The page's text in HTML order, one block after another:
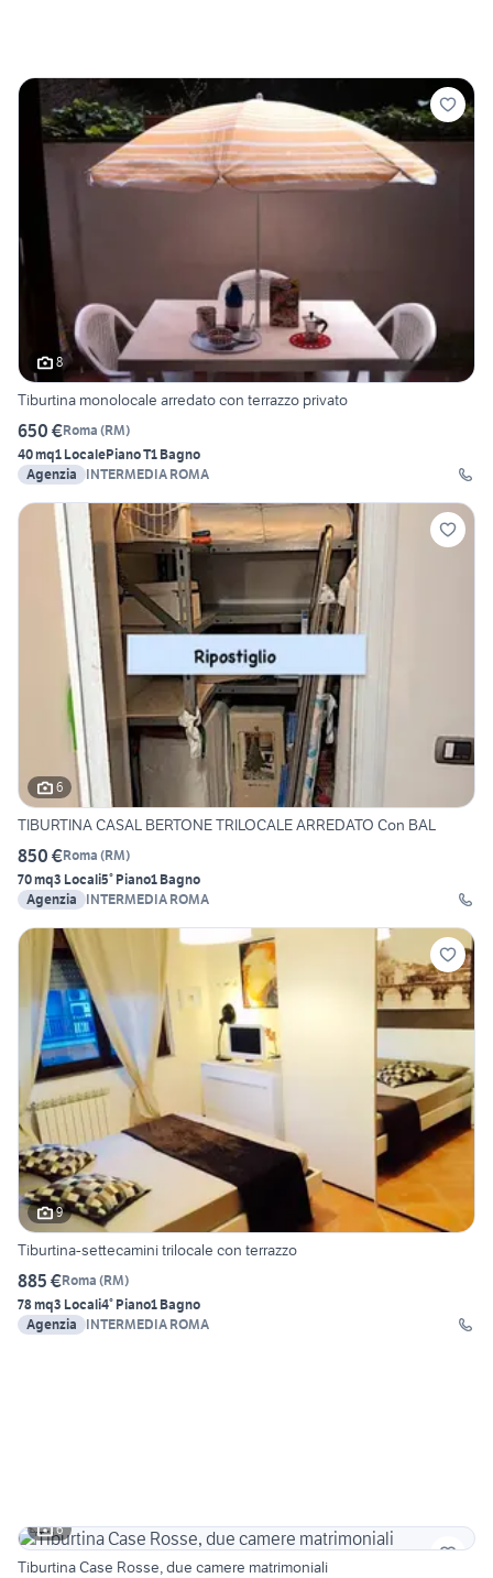
8
Tiburtina monolocale arredato con terrazzo privato
650 €Roma (RM)
40 mq1 LocalePiano T1 Bagno
Agenzia
INTERMEDIA ROMA
6
TIBURTINA CASAL BERTONE TRILOCALE ARREDATO Con BAL
850 €Roma (RM)
70 mq3 Locali5° Piano1 Bagno
Agenzia
INTERMEDIA ROMA
9
Tiburtina-settecamini trilocale con terrazzo
885 €Roma (RM)
78 mq3 Locali4° Piano1 Bagno
Agenzia
INTERMEDIA ROMA
6
Tiburtina Case Rosse, due camere matrimoniali